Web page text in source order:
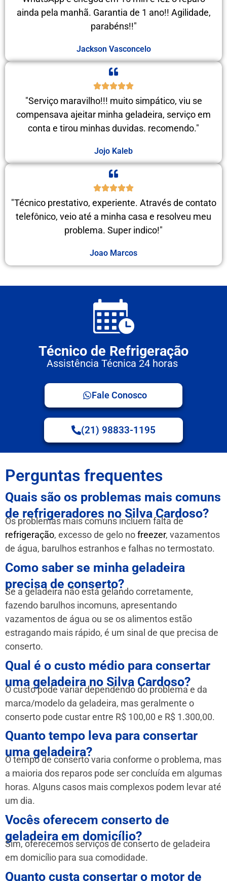
ainda pela manhã. Garantia de 1 ano!! Agilidade,
parabéns!!"
Jackson Vasconcelo
"Serviço maravilho!!! muito simpático, viu se
compensava ajeitar minha geladeira, serviço em
conta e tirou minhas duvidas. recomendo."
Jojo Kaleb
"Técnico prestativo, experiente. Através de contato
telefônico, veio até a minha casa e resolveu meu
problema. Super indico!"
Joao Marcos
Técnico de Refrigeração
Assistência Técnica 24 horas
Fale Conosco
(21) 98833-1195
Perguntas frequentes
Quais são os problemas mais comuns
de refrigeradores no Silva Cardoso?
Os problemas mais comuns incluem falta de
refrigeração, excesso de gelo nofreezer, vazamentos
de água, barulhos estranhos e falhas no termostato.
Como saber se minha geladeira
precisa de conserto?
Se a geladeira não está gelando corretamente,
fazendo barulhos incomuns, apresentando
vazamentos de água ou se os alimentos estão
estragando mais rápido, é um sinal de que precisa de
conserto.
Qual é o custo médio para consertar
uma geladeira no Silva Cardoso?
O custo pode variar dependendo do problema e da
marca/modelo da geladeira, mas geralmente o
conserto pode custar entre R$ 100,00 e R$ 1.300,00.
Quanto tempo leva para consertar
uma geladeira?
O tempo de conserto varia conforme o problema, mas
a maioria dos reparos pode ser concluída em algumas
horas. Alguns casos mais complexos podem levar até
um dia.
Vocês oferecem conserto de
geladeira em domicílio?
Sim, oferecemos serviços de conserto de geladeira
em domicílio para sua comodidade.
Quanto custa consertar o motor de